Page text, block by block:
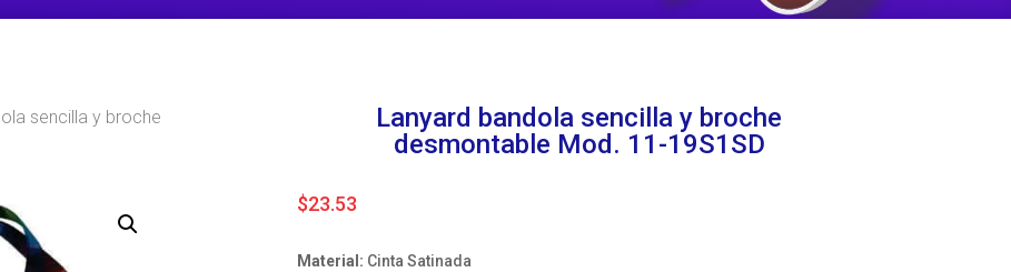
sencilla y broche
Lanyard bandola sencilla y broche
desmontable Mod. 11-19S1SD
$23.53
Material: Cinta Satinada